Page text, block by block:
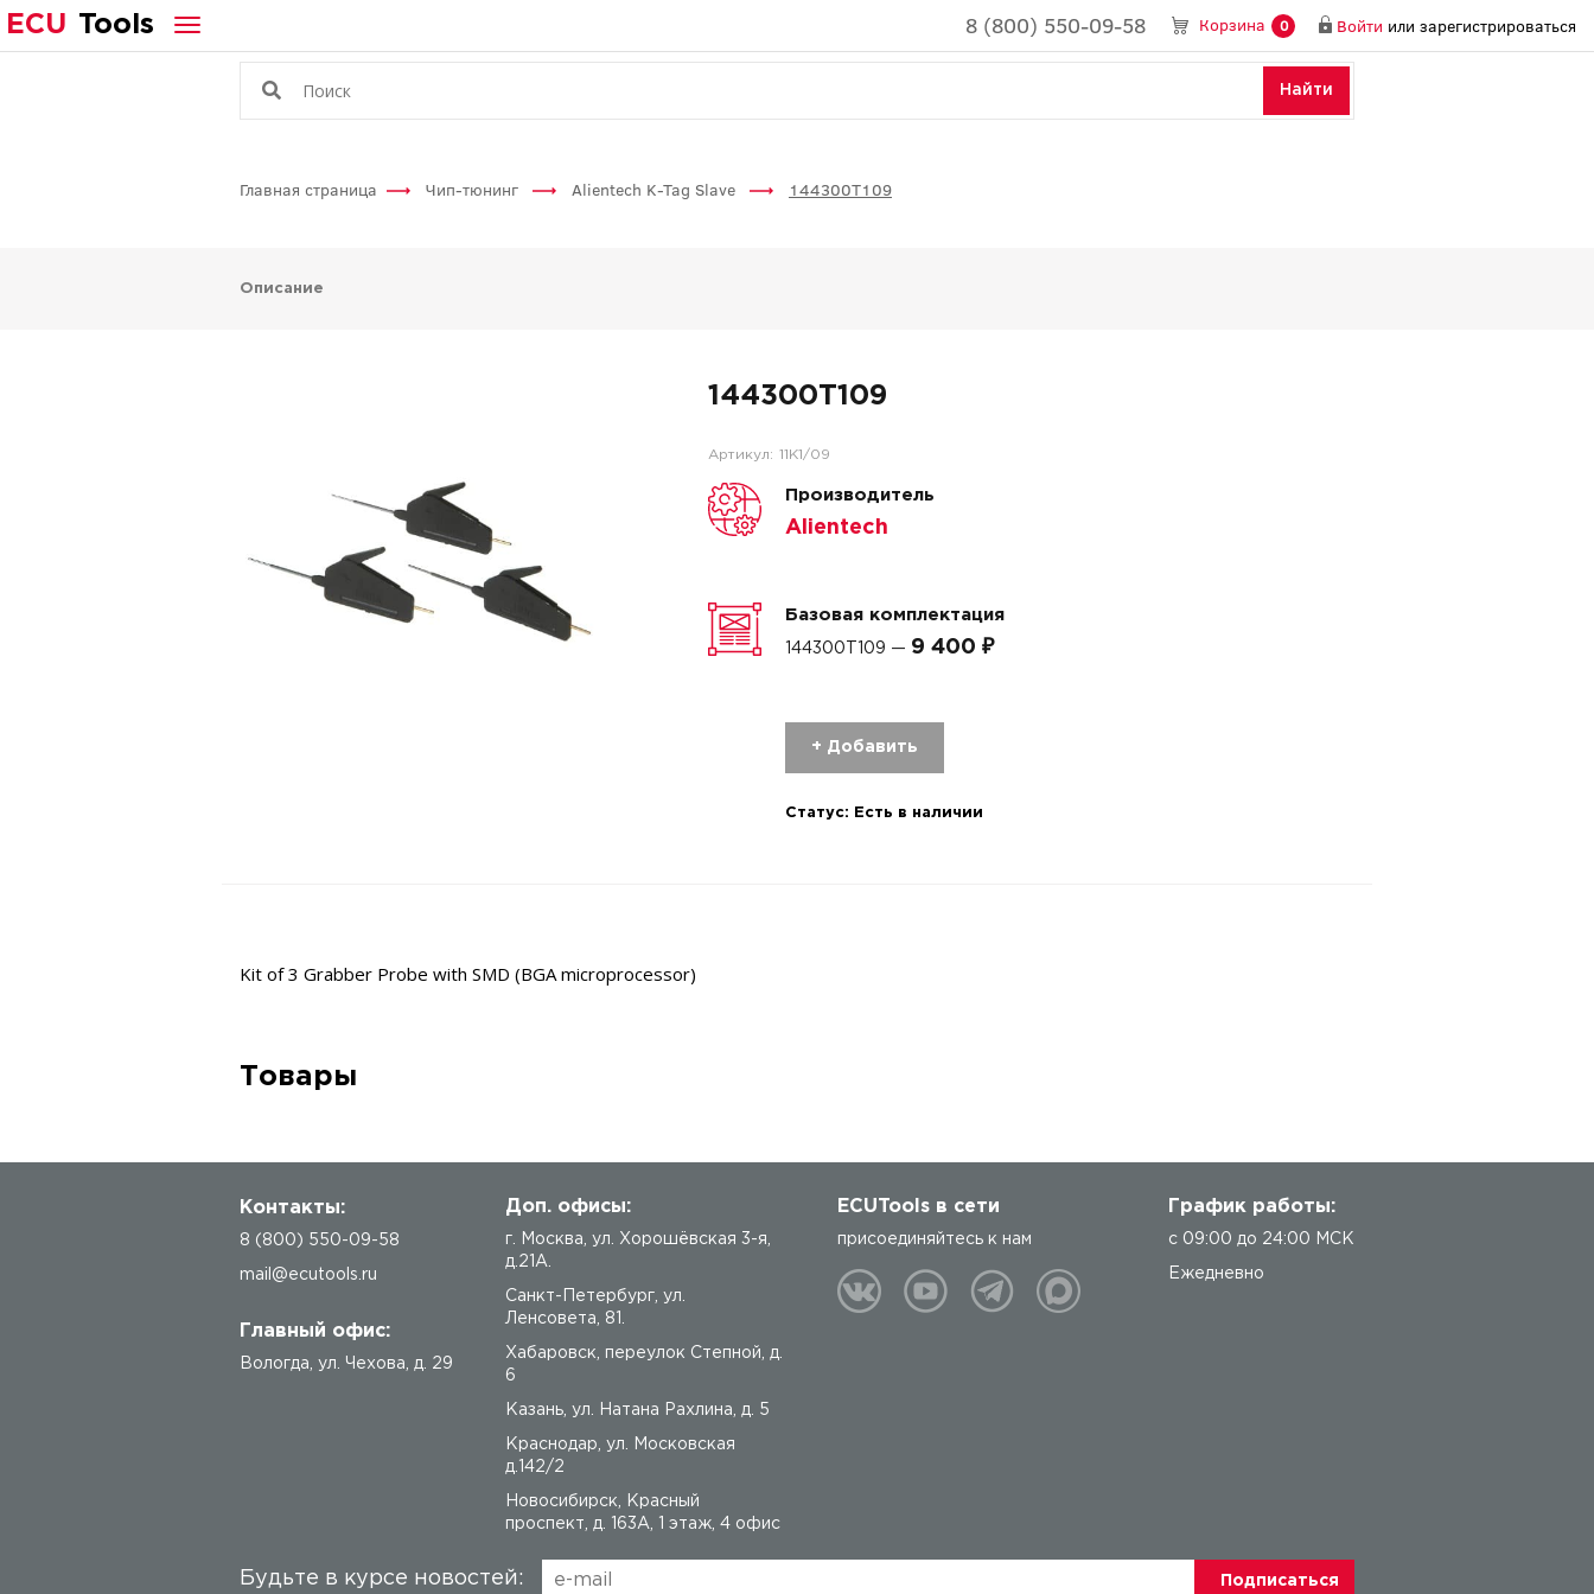
ECU Tools 8 (800) 550-09-58 Корзина 0 Войти или зарегистрироваться
Найти
Главная страница Чип-тюнинг Alientech K-Tag Slave 144300T109
Описание
144300T109
Артикул: 11K1/09
Производитель
Alientech
Базовая комплектация
144300T109 — 9 400 ₽
+ Добавить
Статус: Есть в наличии
Kit of 3 Grabber Probe with SMD (BGA microprocessor)
Товары
Контакты:
8 (800) 550-09-58
mail@ecutools.ru
Главный офис:
Вологда ул. Чехова, д. 29
Доп. офисы:
г. Москва, ул. Хорошёвская 3-я,
д.21А.
Санкт-Петербург, ул.
Ленсовета, 81.
Хабаровск, переулок Степной, д.
6
Казань, ул. Натана Рахлина, д. 5
Краснодар, ул. Московская
д.142/2
Новосибирск, Красный
проспект, д. 163А, 1 этаж, 4 офис
ECUTools в сети
присоединяйтесь к нам
График работы:
с 09:00 до 24:00 МСК
Ежедневно
Будьте в курсе новостей: